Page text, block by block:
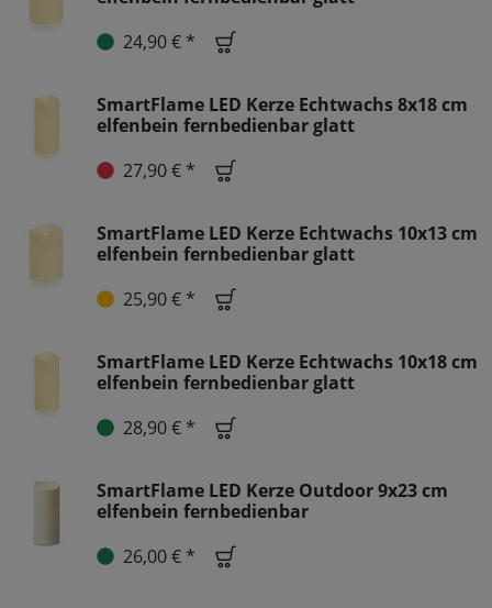
24,90 € *
SmartFlame LED Kerze Echtwachs 8x18 cm
elfenbein fernbedienbar glatt
27,90 € *
SmartFlame LED Kerze Echtwachs 10x13 cm
elfenbein fernbedienbar glatt
25,90 € *
SmartFlame LED Kerze Echtwachs 10x18 cm
elfenbein fernbedienbar glatt
28,90 € *
SmartFlame LED Kerze Outdoor 9x23 cm
elfenbein fernbedienbar
26,00 € *